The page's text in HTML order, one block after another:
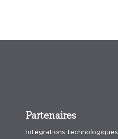
Partenaires
Intégrations technologiques